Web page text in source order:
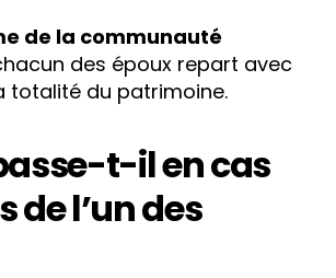
de la communauté
des époux repart avec
totalité du patrimoine.
t-il en cas
de l’un des